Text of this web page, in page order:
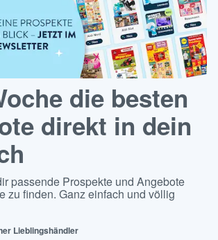
die besten
direkt in dein
passende Prospekte und Angebote
zu finden. Ganz einfach und völlig
Lieblingshändler